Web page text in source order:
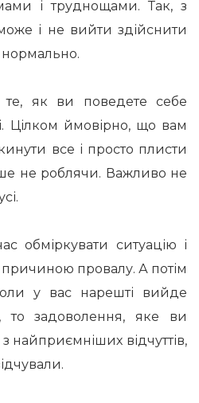
і труднощами. Так, з
і не вийти здійснити
нормально.
те, як ви поведете себе
Цілком ймовірно, що вам
все і просто плисти
не роблячи. Важливо не
обміркувати ситуацію і
причиною провалу. А потім
у вас нарешті вийде
то задоволення, яке ви
найприємніших відчуттів,